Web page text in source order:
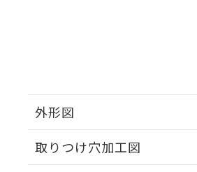
外形図
取りつけ穴加工図